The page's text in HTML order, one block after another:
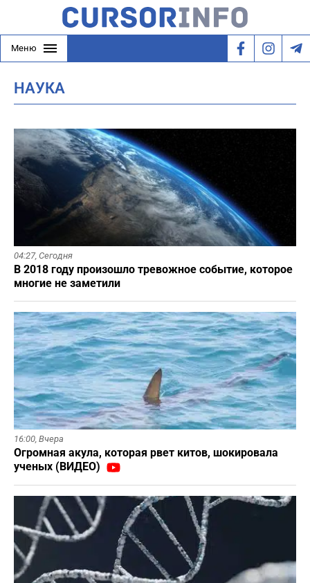
Меню
НАУКА
04:27, Сегодня
В 2018 году произошло тревожное событие, которое
многие не заметили
16:00, Вчера
Огромная акула, которая рвет китов, шокировала
ученых (ВИДЕО)